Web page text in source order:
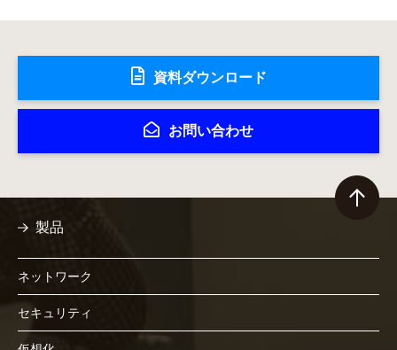
資料ダウンロード
お問い合わせ
製品
ネットワーク
セキュリティ